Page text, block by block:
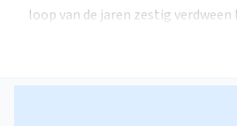
loop van de jaren zestig